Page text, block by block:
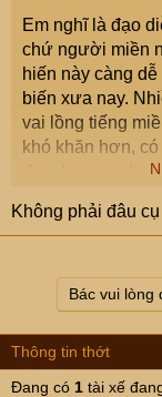
Em nghĩ là đạo
chứ người miền
hiến này càng
biến xưa nay.
vai lồng tiếng
khó khăn hơn,
địa phương cho
Không phải đâu
Bác vui lòng
Thông tin thớt
Đang có 1 tài xế